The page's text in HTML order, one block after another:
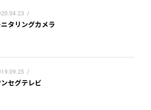
/
タリングカメラ
/
ンセグテレビ